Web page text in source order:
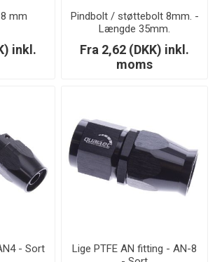
mm
inkl.
Pindbolt / støttebolt 8mm. -
Længde 35mm.
Fra 2,62 (DKK) inkl.
moms
- Sort
Lige PTFE AN fitting - AN-8